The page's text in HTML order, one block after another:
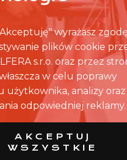
wyrażasz
plików cookie
s.r.o. oraz przez
w celu poprawy
użytkownika, analizy oraz
odpowiedniej reklamy.
AKCEPTUJ
WSZYSTKIE